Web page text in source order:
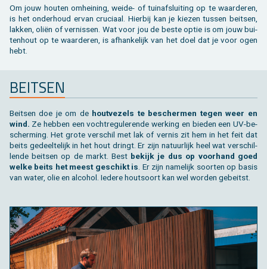
Om jouw hou­ten om­hei­ning, weide- of tuin­af­slui­ting op te waar­de­ren,
is het on­der­houd ervan cru­ci­aal. Hier­bij kan je kie­zen tus­sen beit­sen,
lak­ken, oliën of ver­nis­sen. Wat voor jou de beste optie is om jouw bui­
ten­hout op te waar­de­ren, is af­han­ke­lijk van het doel dat je voor ogen
hebt.
BEIT­SEN
Beit­sen doe je om de hout­ve­zels te be­scher­men tegen weer en
wind. Ze heb­ben een vocht­re­gu­le­ren­de wer­king en bie­den een UV-be­
scher­ming. Het grote ver­schil met lak of ver­nis zit hem in het feit dat
beits ge­deel­te­lijk in het hout dringt. Er zijn na­tuur­lijk heel wat ver­schil­
len­de beit­sen op de markt. Best be­kijk je dus op voor­hand goed
welke beits het meest ge­schikt is . Er zijn na­me­lijk soor­ten op basis
van water, olie en al­co­hol. Ie­de­re hout­soort kan wel wor­den ge­beitst.
Toebehoren tegels / bestrating
Bekijk alles van terras
Vierkante palen
Gleufpalen
Bekijk alles van tuinafsluiting
Bekijk alles van bijgebouw
Toebehoren
Bekijk alles van constructie
Speeltuigen
Dierenverblijf
Varia
Bekijk alles van tuininrichting